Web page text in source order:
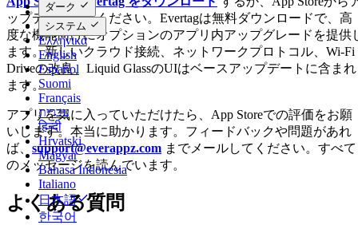
Dansk
Deutsch
Ελληνικά
English
Español
Suomi
Français
עברית
हिन्दी
Hrvatski
Magyar
Bahasa Indonesia
Italiano
日本語
한국어
ダーク
システム
ップデートしてください。Evertagは無料ダウンロードで、高
度な機能向けにオプションのアプリ内アップグレードを提供
ます。新しいクラウド接続、ネットワークプロトコル、Wi-Fi
Driveの改良、Liquid GlassのUIはベースアップデートに含まれ
ます。
アプリを気に入っていただけたら、App Storeでの評価をお願
いします。本当に助かります。フィードバックや問題があれ
ば、support@everappz.com までメールしてください。すべて
のメッセージを読んでいます。
よくある質問